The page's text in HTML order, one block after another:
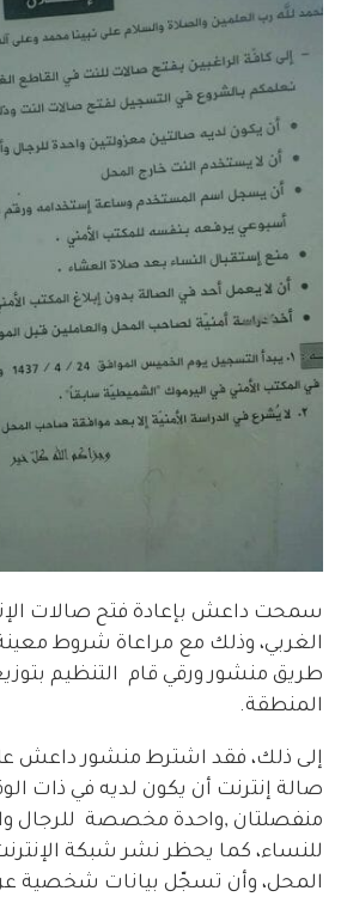
سمحت داعش بإعادة فتح صالات
الغربي، وذلك مع مراعاة شروط
طريق منشور ورقي قام التنظيم
المنطقة.
إلى ذلك، فقد اشترط منشور داعش
صالة إنترنت أن يكون لديه في ذات
منفصلتان ,واحدة مخصصة للرجال
المحل، وأن تسجّل بيانات شخصية